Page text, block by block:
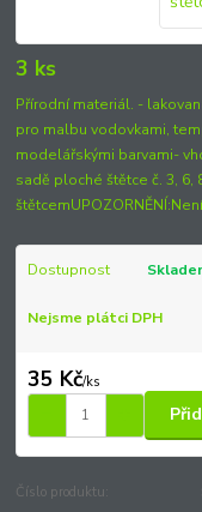
3 ks
Přírodní materiál. -
pro malbu vodovkami,
modelářskými barvami-
sadě ploché štětce č. 3, 6,
Dostupnost
Nejsme plátci DPH
35 Kč/ks
Číslo produktu: